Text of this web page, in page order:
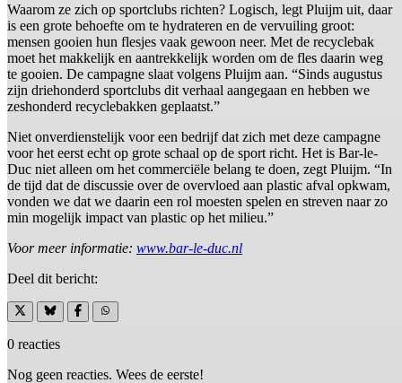
Waarom ze zich op sportclubs richten? Logisch, legt Pluijm uit, daar
is een grote behoefte om te hydrateren en de vervuiling groot:
mensen gooien hun flesjes vaak gewoon neer. Met de recyclebak
moet het makkelijk en aantrekkelijk worden om de fles daarin weg
te gooien. De campagne slaat volgens Pluijm aan. “Sinds augustus
zijn driehonderd sportclubs dit verhaal aangegaan en hebben we
zeshonderd recyclebakken geplaatst.”
Niet onverdienstelijk voor een bedrijf dat zich met deze campagne
voor het eerst echt op grote schaal op de sport richt. Het is Bar-le-
Duc niet alleen om het commerciële belang te doen, zegt Pluijm. “In
de tijd dat de discussie over de overvloed aan plastic afval opkwam,
vonden we dat we daarin een rol moesten spelen en streven naar zo
min mogelijk impact van plastic op het milieu.”
Voor meer informatie: www.bar-le-duc.nl
Deel dit bericht:
0 reacties
Nog geen reacties. Wees de eerste!